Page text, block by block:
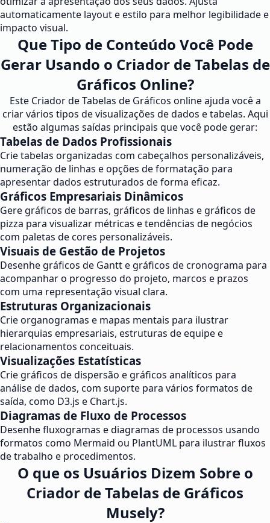
automaticamente layout e estilo para melhor legibilidade e
impacto visual.
Que Tipo de Conteúdo Você Pode
Gerar Usando o Criador de Tabelas de
Gráficos Online?
Este Criador de Tabelas de Gráficos online ajuda você a
criar vários tipos de visualizações de dados e tabelas. Aqui
estão algumas saídas principais que você pode gerar:
Tabelas de Dados Profissionais
Crie tabelas organizadas com cabeçalhos personalizáveis,
numeração de linhas e opções de formatação para
apresentar dados estruturados de forma eficaz.
Gráficos Empresariais Dinâmicos
Gere gráficos de barras, gráficos de linhas e gráficos de
pizza para visualizar métricas e tendências de negócios
com paletas de cores personalizáveis.
Visuais de Gestão de Projetos
Desenhe gráficos de Gantt e gráficos de cronograma para
acompanhar o progresso do projeto, marcos e prazos
com uma representação visual clara.
Estruturas Organizacionais
Crie organogramas e mapas mentais para ilustrar
hierarquias empresariais, estruturas de equipe e
relacionamentos conceituais.
Visualizações Estatísticas
Crie gráficos de dispersão e gráficos analíticos para
análise de dados, com suporte para vários formatos de
saída, como D3.js e Chart.js.
Diagramas de Fluxo de Processos
Desenhe fluxogramas e diagramas de processos usando
formatos como Mermaid ou PlantUML para ilustrar fluxos
de trabalho e procedimentos.
O que os Usuários Dizem Sobre o
Criador de Tabelas de Gráficos
Musely?